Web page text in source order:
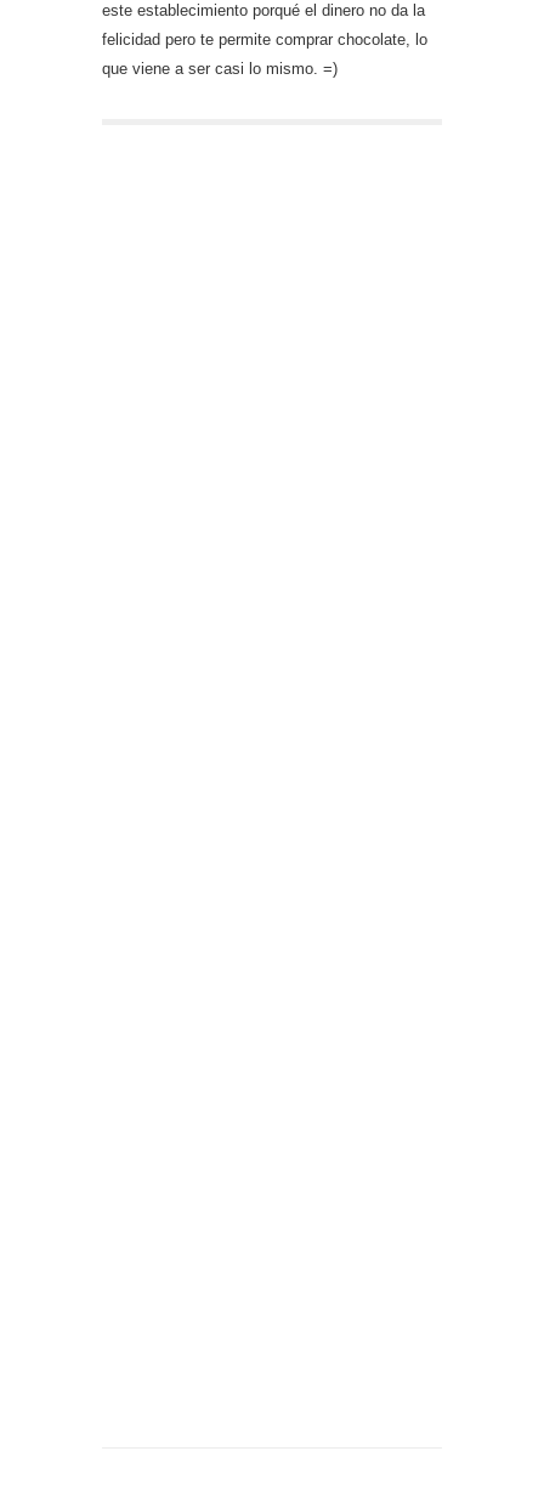
este establecimiento porqué el dinero no da la
felicidad pero te permite comprar chocolate, lo
que viene a ser casi lo mismo. =)